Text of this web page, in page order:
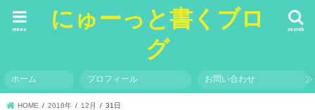
にゅーっと書くブロ
グ
search
menu
ホーム プロフィール お問い合わせ
HOME 2018年 12月 31日